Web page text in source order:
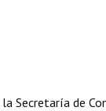
Secretaría de